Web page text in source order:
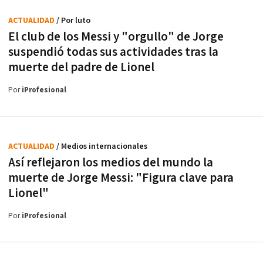
El club de los Messi y "orgullo" de Jorge
suspendió todas sus actividades tras la
muerte del padre de Lionel
ACTUALIDAD / Por luto
PoriProfesional
Así reflejaron los medios del mundo la
muerte de Jorge Messi: "Figura clave para
Lionel"
ACTUALIDAD / Medios internacionales
PoriProfesional